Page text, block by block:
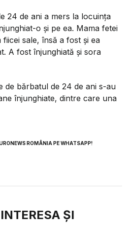
24 de ani a mers la locuința
o și pe ea. Mama fetei
sale, însă a fost și ea
A fost înjunghiată și sora
de bărbatul de 24 de ani s-au
înjunghiate, dintre care una
ROMÂNIA PE WHATSAPP!
ȘI